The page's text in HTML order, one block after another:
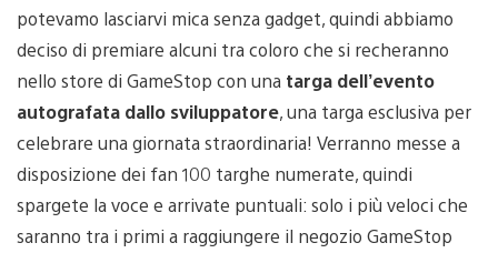
potevamo lasciarvi mica senza gadget, quindi abbiamo
deciso di premiare alcuni tra coloro che si recheranno
nello store di GameStop con una targa dell’evento
autografata dallo sviluppatore, una targa esclusiva per
celebrare una giornata straordinaria! Verranno messe a
disposizione dei fan 100 targhe numerate, quindi
spargete la voce e arrivate puntuali: solo i più veloci che
saranno tra i primi a raggiungere il negozio GameStop